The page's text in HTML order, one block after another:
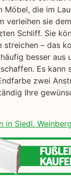
Möbel, die im
verleihen sie
Schliff. Sie
streichen – das
besser aus
Es kann
zwei
Ihre
in Siedl.